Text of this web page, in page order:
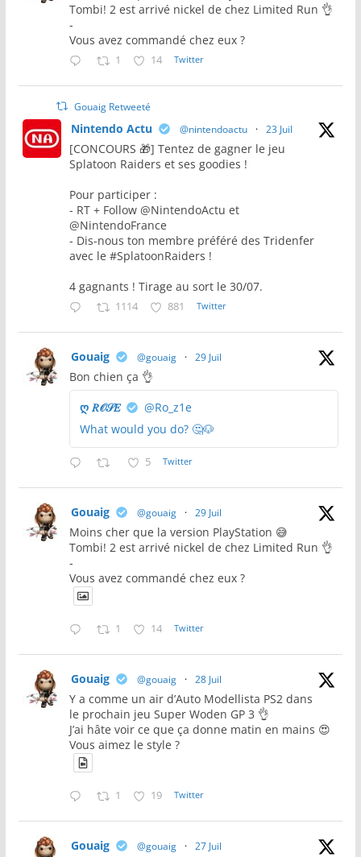
Tombi! 2 est arrivé nickel de chez Limited Run 👌
-
Vous avez commandé chez eux ?
1 14 Twitter
Gouaig Retweeté
Nintendo Actu @nintendoactu · 23 Juil
[CONCOURS 🎁] Tentez de gagner le jeu
Splatoon Raiders et ses goodies !
Pour participer :
- RT + Follow @NintendoActu et
@NintendoFrance
- Dis-nous ton membre préféré des Tridenfer
avec le #SplatoonRaiders !
4 gagnants ! Tirage au sort le 30/07.
1114 881 Twitter
Gouaig @gouaig · 29 Juil
Bon chien ça 👌
ღ 𝑅𝒪𝒮𝐸
@Ro_z1e
What would you do? 🤔🐶
5 Twitter
Gouaig @gouaig · 29 Juil
Moins cher que la version PlayStation 😅
Tombi! 2 est arrivé nickel de chez Limited Run 👌
-
Vous avez commandé chez eux ?
1 14 Twitter
Gouaig @gouaig · 28 Juil
Y a comme un air d’Auto Modellista PS2 dans
le prochain jeu Super Woden GP 3 👌
J’ai hâte voir ce que ça donne matin en mains 😍
Vous aimez le style ?
1 19 Twitter
Gouaig @gouaig · 27 Juil